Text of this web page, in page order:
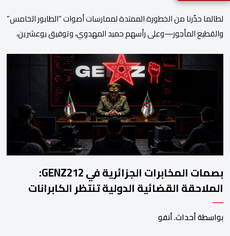
لطالما حذّرنا من الخطورة الممتدة لممارسات أصوات “الطابور الخامس”
والقطيع المأجور—وعلى رأسهم حميد المهدوي، وتوفيق بوعشرين،
أخلاقيات العمل الصحفي ومقتضيات القانون الجنائي، عبر الاستغلال
المقيت لفقر وهشاشة بعض المواطنين وتوظيف انفعالاتهم لخدمة
أجندات التهييج وضرر استقرار الوطن. وجاء بوح “أبو وائل الريفي” هذا
الأحد ليؤكد حقيقة هذه […]
بصمات المخابرات الجزائرية في GENZ212:
الملاحقة القضائية الدولية تنتظر الكابرانات
بواسطة أحداث. أنفو